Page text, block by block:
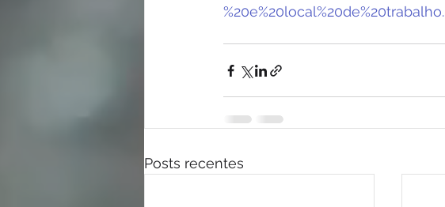
%20e%20local%20de%20trabalho.
Posts recentes